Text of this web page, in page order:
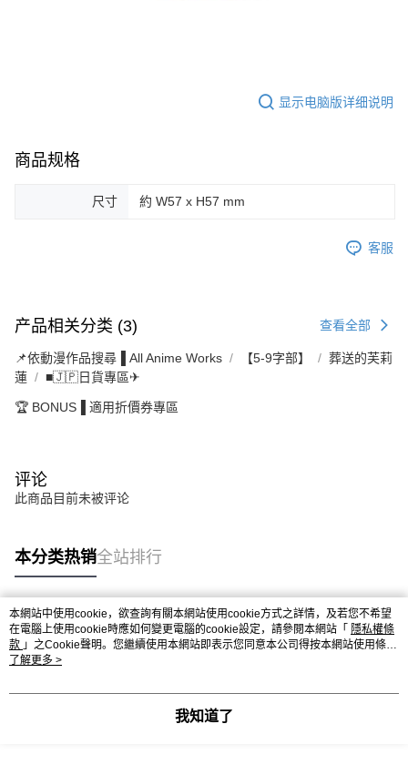
显示电脑版详细说明
商品规格
尺寸 約 W57 x H57 mm
客服
产品相关分类 (3) 查看全部
📌依動漫作品搜尋▐ All Anime Works 【5-9字部】
葬送的芙莉
蓮
■🇯🇵日貨專區✈
🏆 BONUS▐ 適用折價券專區
评论
此商品目前未被评论
本分类热销全站排行
热门标签
本網站中使用cookie，欲查詢有關本網站使用cookie方式之詳情，及若您不希望
在電腦上使用cookie時應如何變更電腦的cookie設定，請參閱本網站「 隱私權條
款 」之Cookie聲明。您繼續使用本網站即表示您同意本公司得按本網站使用條款
之Cookie聲明使用cookie。
了解更多 >
我知道了